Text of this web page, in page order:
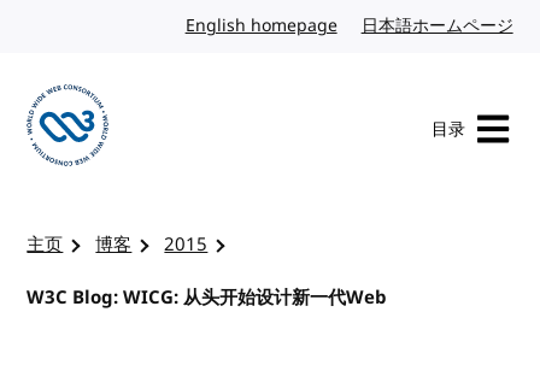
English homepage英文日本語ホームページ
目录
主页 博客
2015
W3C Blog: WICG: 从头开始设计新一代Web